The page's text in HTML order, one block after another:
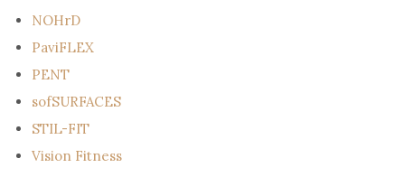
NOHrD
PaviFLEX
PENT
sofSURFACES
STIL-FIT
Vision Fitness